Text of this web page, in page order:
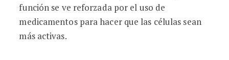
función se ve reforzada por el uso de
medicamentos para hacer que las células sean
más activas.